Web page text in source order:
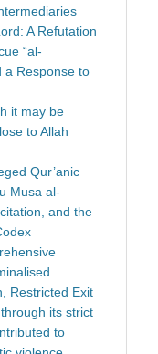
A Refutation
“al-
a Response to
it may be
to Allah
Qur’anic
Musa al-
and the
Restricted Exit
its strict
to